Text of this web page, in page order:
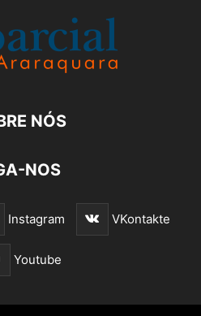
NÓS
NOS
Instagram VKontakte
Youtube